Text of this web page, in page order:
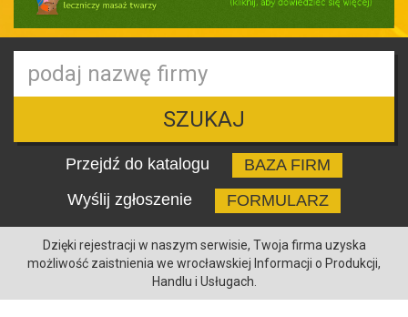
SZUKAJ
Przejdź do katalogu
BAZA FIRM
Wyślij zgłoszenie
FORMULARZ
Dzięki rejestracji w naszym serwisie, Twoja firma uzyska
możliwość zaistnienia we wrocławskiej Informacji o Produkcji,
Handlu i Usługach.